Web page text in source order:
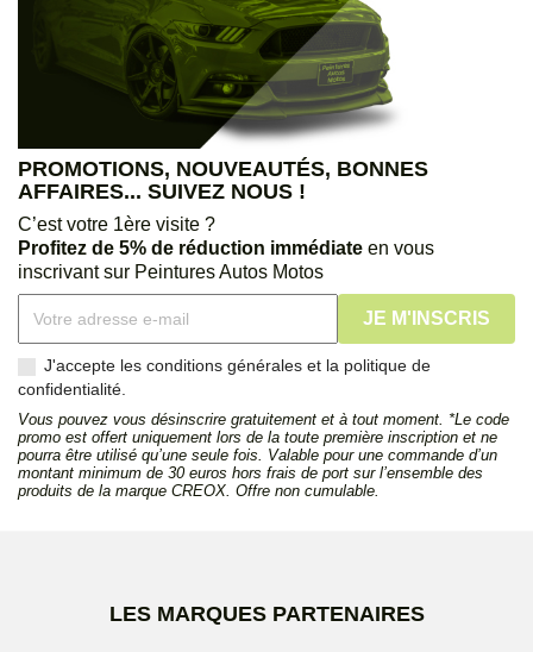
PROMOTIONS, NOUVEAUTÉS, BONNES
AFFAIRES... SUIVEZ NOUS !
C’est votre 1ère visite ?
Profitez de 5% de réduction immédiate en vous
inscrivant sur Peintures Autos Motos
J'accepte les conditions générales et la politique de
confidentialité.
Vous pouvez vous désinscrire gratuitement et à tout moment. *Le code
promo est offert uniquement lors de la toute première inscription et ne
pourra être utilisé qu’une seule fois. Valable pour une commande d’un
montant minimum de 30 euros hors frais de port sur l’ensemble des
produits de la marque CREOX. Offre non cumulable.
LES MARQUES PARTENAIRES